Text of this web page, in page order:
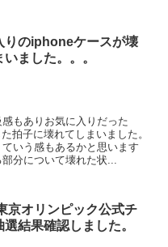
りのiphoneケースが壊
ました。。。
もありお気に入りだった
拍子に壊れてしまいました。
いう感もあるかと思います
分について壊れた状...
京オリンピック公式チ
結果確認しました。